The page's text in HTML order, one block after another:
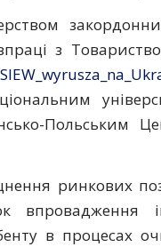
з
Польським
ринкових
впровадження
в процесах